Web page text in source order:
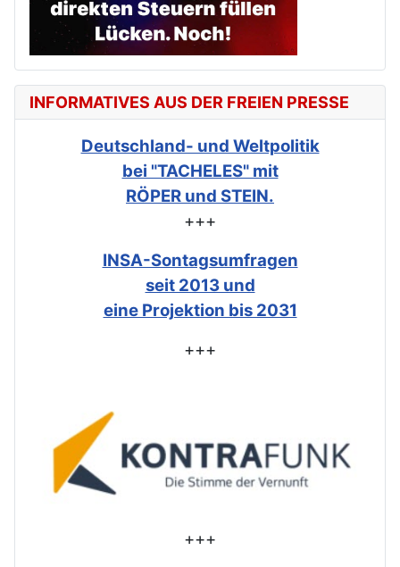
INFORMATIVES AUS DER FREIEN PRESSE
Deutschland- und Weltpolitik
bei "TACHELES" mit
RÖPER und STEIN.
+++
INSA-Sontagsumfragen
seit 2013 und
eine Projektion bis 2031
+++
+++